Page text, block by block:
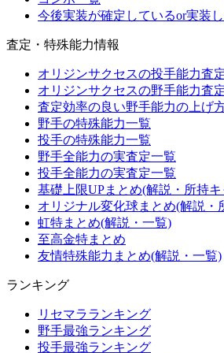
今後実装が確定しているor実装
査定・特殊能力情報
オリジンサクセスの投手能力査
オリジンサクセスの野手能力査
査定効率の良い野手能力の上げ
野手の特殊能力一覧
投手の特殊能力一覧
野手全能力の実査定一覧
投手全能力の実査定一覧
基礎上限UPまとめ(解説・所持
オリジナル変化球まとめ(解説・
虹特まとめ(解説・一覧)
至高金特まとめ
友情特殊能力まとめ(解説・一覧)
ランキング
リセマラランキング
野手最強ランキング
投手最強ランキング